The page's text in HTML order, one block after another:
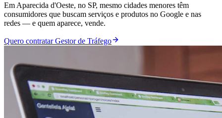
Em Aparecida d'Oeste, no SP, mesmo cidades menores têm
consumidores que buscam serviços e produtos no Google e nas
redes — e quem aparece, vende.
Quero contratar Gestor de Tráfego